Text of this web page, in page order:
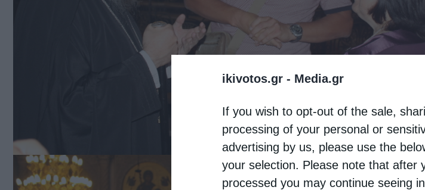
ikivotos.gr - Media.gr
If you wish to opt-out of the sale,
processing of your personal or
advertising by us, please use the
your selection. Please note that after
processed you may continue seeing